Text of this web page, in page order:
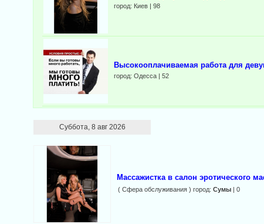
город: Киев | 98
Выcокооплачиваемая работа для
город: Одесса | 52
Суббота, 8 авг 2026
Массажистка в салон эротического
( Сфера обслуживания ) город:Сумы | 0